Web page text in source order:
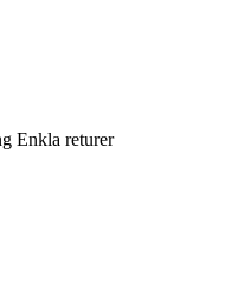
Enkla returer